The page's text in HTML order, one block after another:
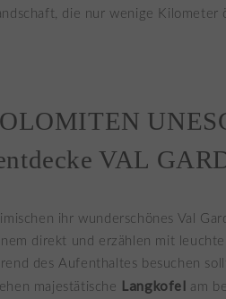
die nur wenige Kilometer
VAL
ihr wunderschönes Val
direkt und erzählen mit
des Aufenthaltes besuchen
majestätische Langkofel am